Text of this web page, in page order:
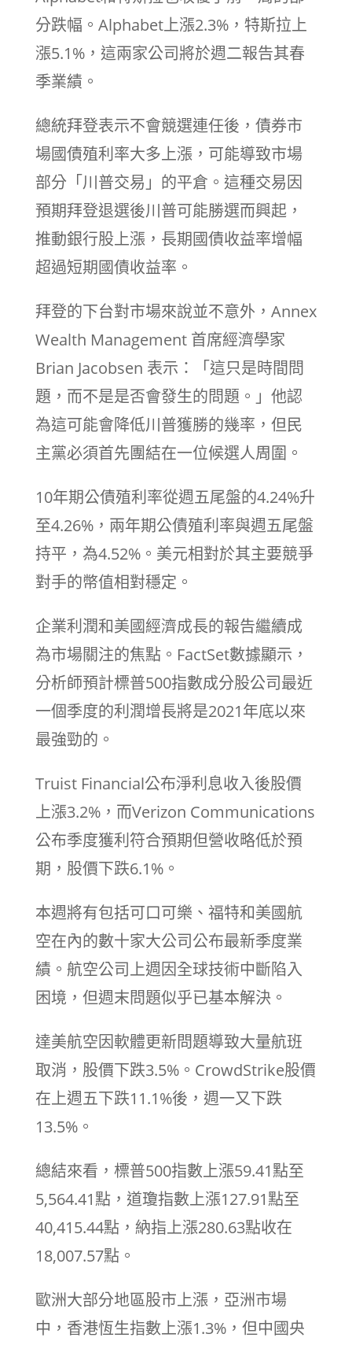
分跌幅。Alphabet上漲2.3%，特斯拉上
漲5.1%，這兩家公司將於週二報告其春
季業績。
總統拜登表示不會競選連任後，債券市
場國債殖利率大多上漲，可能導致市場
部分「川普交易」的平倉。這種交易因
預期拜登退選後川普可能勝選而興起，
推動銀行股上漲，長期國債收益率增幅
超過短期國債收益率。
拜登的下台對市場來說並不意外，Annex
Wealth Management 首席經濟學家
Brian Jacobsen 表示：「這只是時間問
題，而不是是否會發生的問題。」他認
為這可能會降低川普獲勝的幾率，但民
主黨必須首先團結在一位候選人周圍。
10年期公債殖利率從週五尾盤的4.24%升
至4.26%，兩年期公債殖利率與週五尾盤
持平，為4.52%。美元相對於其主要競爭
對手的幣值相對穩定。
企業利潤和美國經濟成長的報告繼續成
為市場關注的焦點。FactSet數據顯示，
分析師預計標普500指數成分股公司最近
一個季度的利潤增長將是2021年底以來
最強勁的。
Truist Financial公布淨利息收入後股價
上漲3.2%，而Verizon Communications
公布季度獲利符合預期但營收略低於預
期，股價下跌6.1%。
本週將有包括可口可樂、福特和美國航
空在內的數十家大公司公布最新季度業
績。航空公司上週因全球技術中斷陷入
困境，但週末問題似乎已基本解決。
達美航空因軟體更新問題導致大量航班
取消，股價下跌3.5%。CrowdStrike股價
在上週五下跌11.1%後，週一又下跌
13.5%。
總結來看，標普500指數上漲59.41點至
5,564.41點，道瓊指數上漲127.91點至
40,415.44點，納指上漲280.63點收在
18,007.57點。
歐洲大部分地區股市上漲，亞洲市場
中，香港恆生指數上漲1.3%，但中國央